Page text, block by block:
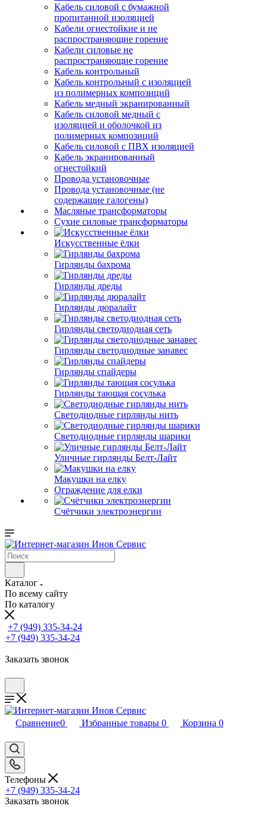
Кабель силовой с бумажной
пропитанной изоляцией
Кабели огнестойкие и не
распространяющие горение
Кабели силовые не
распространяющие горение
Кабель контрольный
Кабель контрольный с изоляцией
из полимерных композиций
Кабель медный экранированный
Кабель силовой медный с
изоляцией и оболочкой из
полимерных композиций
Кабель силовой с ПВХ изоляцией
Кабель экранированный
огнестойкий
Провода установочные
Провода установочные (не
содержащие галогены)
Масляные трансформаторы
Сухие силовые трансформаторы
Искусственные ёлки
Гирлянды бахрома
Гирлянды дреды
Гирлянды дюралайт
Гирлянды светодиодная сеть
Гирлянды светодиодные занавес
Гирлянды спайдеры
Гирлянды тающая сосулька
Светодиодные гирлянды нить
Светодиодные гирлянды шарики
Уличные гирлянды Белт-Лайт
Макушки на елку
Ограждение для елки
Счётчики электроэнергии
Каталог
По всему сайту
По каталогу
+7 (949) 335-34-24
+7 (949) 335-34-24
Заказать звонок
Сравнение0 Избранные товары 0 Корзина 0
Телефоны
+7 (949) 335-34-24
Заказать звонок